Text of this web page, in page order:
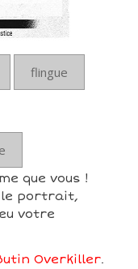
flingue
que vous !
le portrait,
votre
Overkiller.